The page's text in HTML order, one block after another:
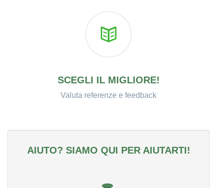
SCEGLI IL MIGLIORE!
Valuta referenze e feedback
AIUTO? SIAMO QUI PER AIUTARTI!